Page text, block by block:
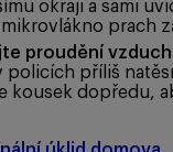
okraji a sami
prach
proudění
policích příliš
kousek dopředu,